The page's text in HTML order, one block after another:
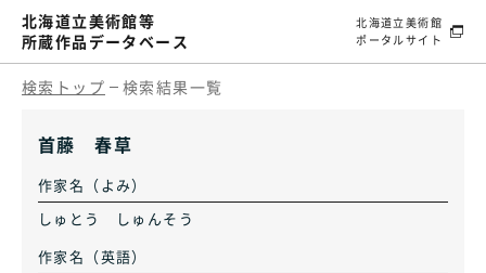
北海道立美術館等
所蔵作品データベース
北海道立美術館
ポータルサイト
検索トップ 検索結果一覧
首藤 春草
作家名（よみ）
しゅとう しゅんそう
作家名（英語）